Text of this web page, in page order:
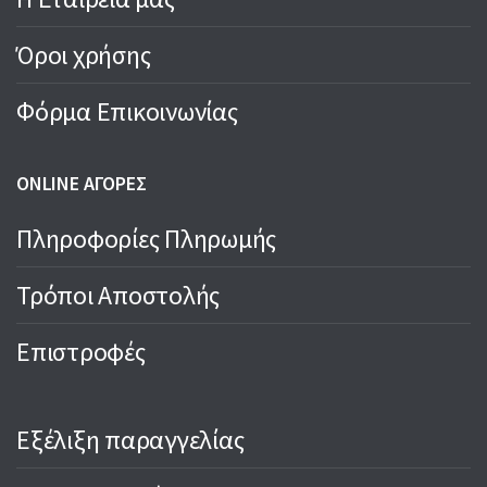
Όροι χρήσης
Φόρμα Επικοινωνίας
ONLINE ΑΓΟΡΕΣ
Πληροφορίες Πληρωμής
Τρόποι Αποστολής
Επιστροφές
Εξέλιξη παραγγελίας